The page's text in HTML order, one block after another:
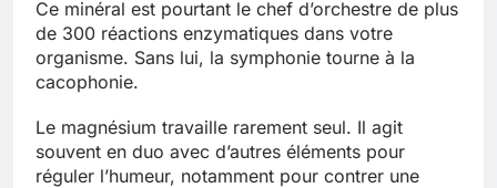
Ce minéral est pourtant le chef d’orchestre de plus
de 300 réactions enzymatiques dans votre
organisme. Sans lui, la symphonie tourne à la
cacophonie.
Le magnésium travaille rarement seul. Il agit
souvent en duo avec d’autres éléments pour
réguler l’humeur, notamment pour contrer une